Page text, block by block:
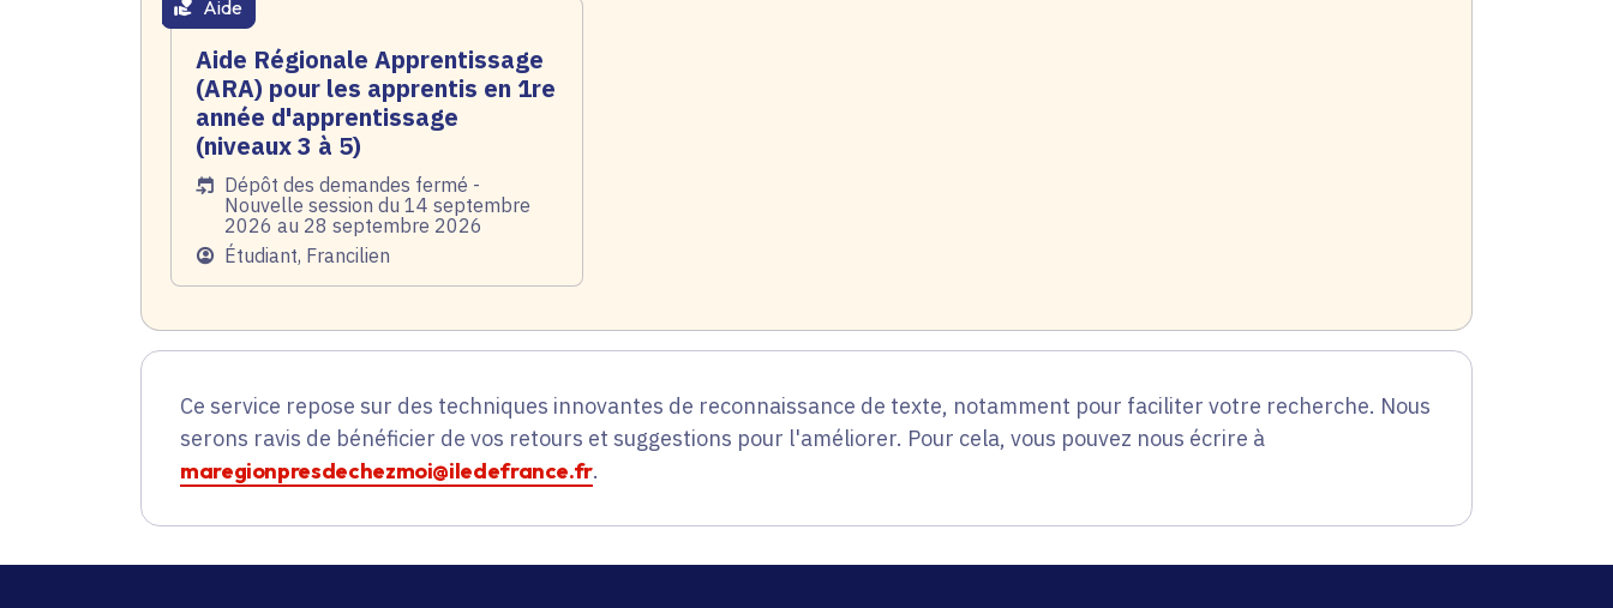
thématique active
Aide
Aide Régionale Apprentissage
(ARA) pour les apprentis en 1re
année d'apprentissage
(niveaux 3 à 5)
Date de l'arrêté
Dépôt des demandes fermé -
Nouvelle session du 14 septembre
2026 au 28 septembre 2026
PublicÉtudiant, Francilien
Ce service repose sur des techniques innovantes de reconnaissance de texte, notamment pour faciliter votre recherche. Nous
serons ravis de bénéficier de vos retours et suggestions pour l'améliorer. Pour cela, vous pouvez nous écrire à
maregionpresdechezmoi@iledefrance.fr.